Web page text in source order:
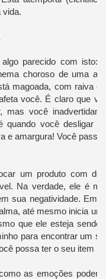
vida.
parecido com isto:
choroso de uma
magoada, com raiva
você. É claro que
você
você desligar o
e amargura! Você passa
um produto com
Na verdade, ele é
sua negatividade. Em
até mesmo inicia
que ele esteja sendo
para encontrar um
possa ter o seu item
as emoções